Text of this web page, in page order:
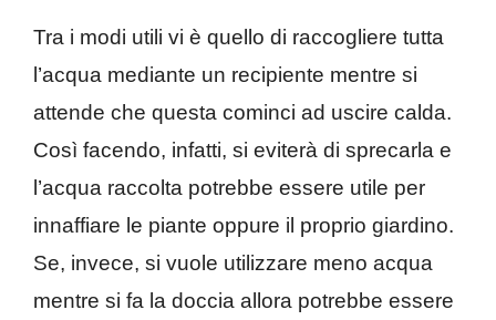
Tra i modi utili vi è quello di raccogliere tutta
l’acqua mediante un recipiente mentre si
attende che questa cominci ad uscire calda.
Così facendo, infatti, si eviterà di sprecarla e
l’acqua raccolta potrebbe essere utile per
innaffiare le piante oppure il proprio giardino.
Se, invece, si vuole utilizzare meno acqua
mentre si fa la doccia allora potrebbe essere